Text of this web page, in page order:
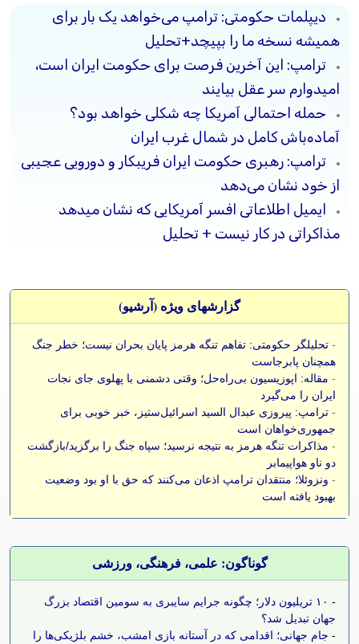
دیپلمات حکومتی: ترامپ می‌خواهد یک بار برای
همیشه نسخه ما را بپیچد+تحلیل
ترامپ: این آخرین فرصت برای حکومت ایران است،
امیدوارم سر عقل بیایند
حمله احتمالی آمریکا چه شکلی خواهد بود؟
آماده‌باش کامل در شمال غرب ایران
ترامپ: رهبری حکومت ایران فریبکار و دورویی عجیبی
از خود نشان می‌دهد
ایمیل اطلاعاتی افسر آمریکایی که نشان میدهد
مذاکراتی در کار نیست + تحلیل
گزارشهای ویژه (آرشيو)
- تحلیلگر حکومتی: تفاهم تنگه هرمز پایان بحران نیست؛ خطر جنگ
همچنان پابرجاست
- مقاله: اپوزیسیون بی‌راه‌حل؛ وقتی دشمنی با پهلوی جای نجات
ایران را می‌گیرد
- ترامپ: پیروزی عبدال السید اسرائیل‌ستیز، خبر خوبی برای
جمهوری‌خواهان است
- مذاکرات تنگه هرمز به نتیجه نرسید؛ سپاه جنگ را برگزید/بازگشت
دو ناو هواپیمابر
- ونزوئلا؛ منتقدان ترامپ اذعان می‌کنند که حق با او بود وضعیت
بهبود یافته است
گوناگون: علمی، فرهنگی، ورزشی
-
۱۰ تریلیون دلار؛ چگونه جرایم سایبری به سومین اقتصاد بزرگ
جهان تبدیل شد؟
- جام جهانی؛ اقدامی که در آستانه بازی امشب، خشم بلژیکی‌ها را